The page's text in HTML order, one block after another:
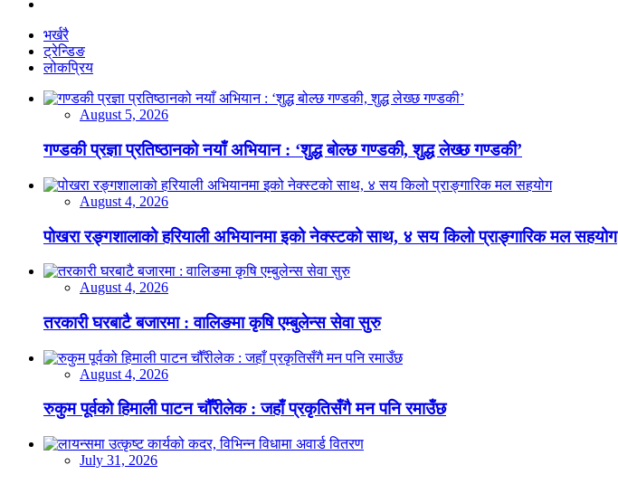
भर्खरै
ट्रेन्डिङ
लोकप्रिय
August 5, 2026
गण्डकी प्रज्ञा प्रतिष्ठानको नयाँ अभियान : ‘शुद्ध बोल्छ गण्डकी, शुद्ध लेख्छ गण्डकी’
August 4, 2026
पोखरा रङ्गशालाको हरियाली अभियानमा इको नेक्स्टको साथ, ४ सय किलो प्राङ्गारिक मल सहयोग
August 4, 2026
तरकारी घरबाटै बजारमा : वालिङमा कृषि एम्बुलेन्स सेवा सुरु
August 4, 2026
रुकुम पूर्वको हिमाली पाटन चौँरीलेक : जहाँ प्रकृतिसँगै मन पनि रमाउँछ
July 31, 2026